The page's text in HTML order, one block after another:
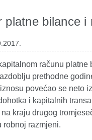
platne bilance
računu
prethodne
povećao se neto
i kapitalnih
kraju drugog
robnoj razmjeni.